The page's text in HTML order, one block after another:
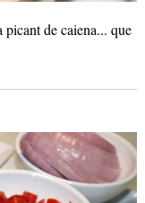
picant de caiena... que